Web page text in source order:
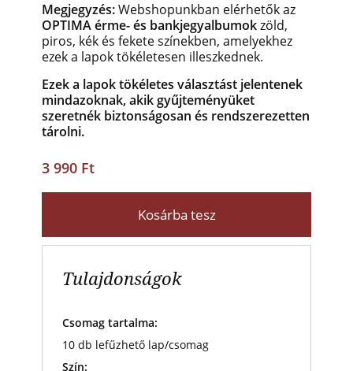
Megjegyzés:Webshopunkban elérhetők az
OPTIMA érme- és bankjegyalbumokzöld,
piros, kék és fekete színekben, amelyekhez
ezek a lapok tökéletesen illeszkednek.
Ezek a lapok tökéletes választást jelentenek
mindazoknak, akik gyűjteményüket
szeretnék biztonságosan és rendszerezetten
tárolni.
3 990 Ft
Kosárba tesz
Tulajdonságok
Csomag tartalma:
10 db lefűzhető lap/csomag
Szín: